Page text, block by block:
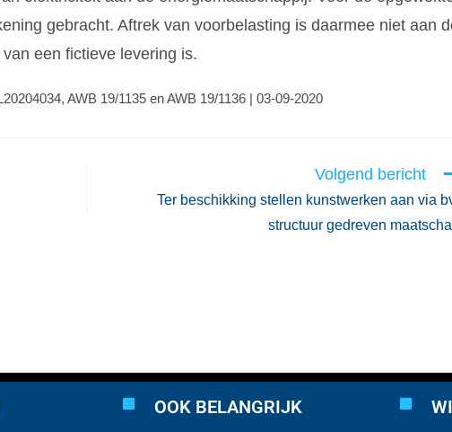
gebracht. Aftrek van voorbelasting is daarmee niet aan
een fictieve levering is.
AWB 19/1135 en AWB 19/1136 | 03-09-2020
Volgend bericht
Ter beschikking stellen kunstwerken aan via
structuur gedreven
OOK BELANGRIJK